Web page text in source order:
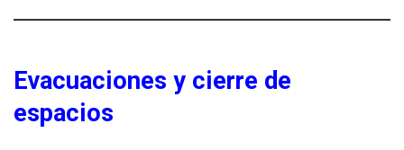
Evacuaciones y cierre de
espacios